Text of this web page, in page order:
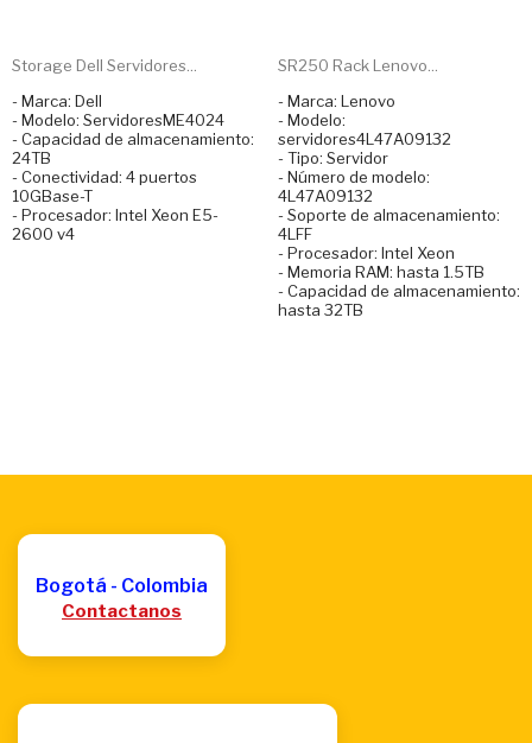
Storage Dell Servidores...
- Marca: Dell
- Modelo: ServidoresME4024
- Capacidad de almacenamiento:
24TB
- Conectividad: 4 puertos
10GBase-T
- Procesador: Intel Xeon E5-
2600 v4
SR250 Rack Lenovo...
- Marca: Lenovo
- Modelo:
servidores4L47A09132
- Tipo: Servidor
- Número de modelo:
4L47A09132
- Soporte de almacenamiento:
4LFF
- Procesador: Intel Xeon
- Memoria RAM: hasta 1.5TB
- Capacidad de almacenamiento:
hasta 32TB
Bogotá - Colombia
Contactanos